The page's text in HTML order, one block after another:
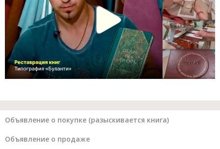
Объявление о покупке (разыскивается книга)
Объявление о продаже